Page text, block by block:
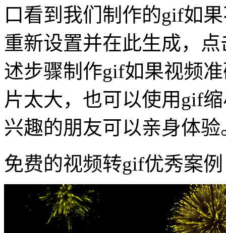
口看到我们制作的gif如
重新设置并在此生成，
述步骤制作gif如果视频
片太大，也可以使用gif
兴趣的朋友可以亲身体验
免费的视频转gif优秀案例